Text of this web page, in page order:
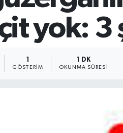
yok: 3
1
GÖSTERIM
1 DK
OKUNMA SÜRESI